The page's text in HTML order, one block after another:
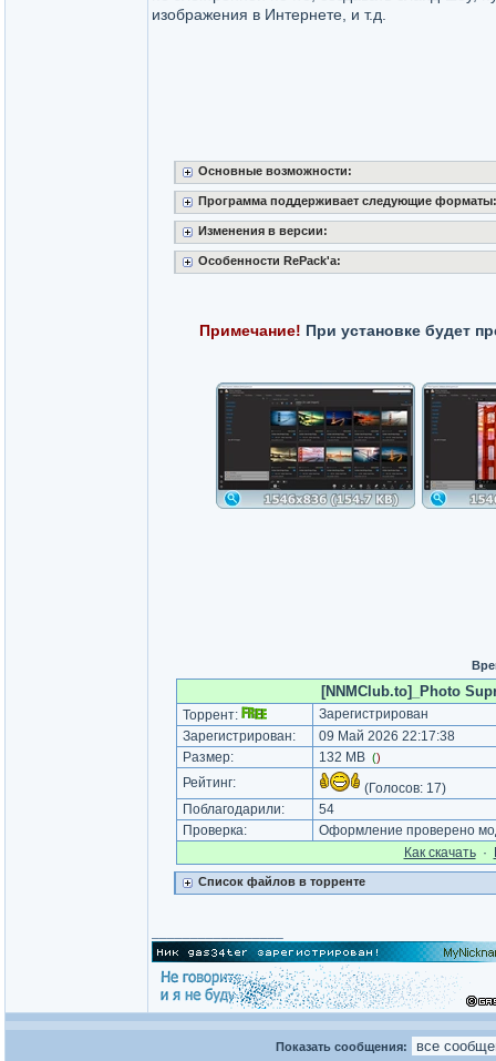
изображения в Интернете, и т.д.
Основные возможности:
Программа поддерживает следующие форматы:
Изменения в версии:
Особенности RePack'a:
Примечание! При установке будет
[NNMClub.to]_Photo
Торрент:
Зарегистрирован
Зарегистрирован:
09 Май 2026 22:17:38
Размер:
132 MB ()
Рейтинг: (Голосов: 17)
Поблагодарили:
54
Проверка:
Оформление проверено
Как cкачать·
Список файлов в торренте
Показать сообщения: